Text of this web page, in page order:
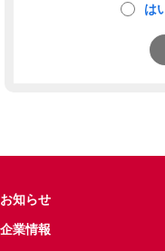
は
お知らせ
企業情報